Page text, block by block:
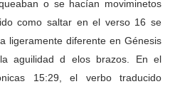
o se hacían moviminetos
como saltar en el verso 16 se
ligeramente diferente en Génesis
aguilidad d elos brazos. En el
15:29, el verbo traducido